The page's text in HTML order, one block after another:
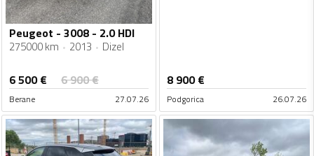
Peugeot - 3008 - 2.0 HDI
275000 km 2013 Dizel
6 500€ 6 900€
Berane 27.07.26
8 900€
Podgorica 26.07.26